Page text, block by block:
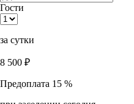
Гости
за сутки
8 500 ₽
Предоплата 15 %